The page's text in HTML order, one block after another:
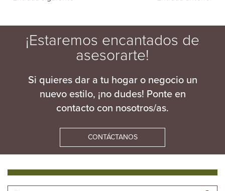
¡Estaremos encantados de
asesorarte!
Si quieres dar a tu hogar o negocio un
nuevo estilo, ¡no dudes! Ponte en
contacto con nosotros/as.
CONTÁCTANOS